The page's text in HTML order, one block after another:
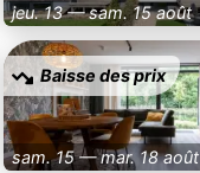
jeu. 13 — sam. 15 août
Baisse des prix
sam. 15 — mar. 18 août